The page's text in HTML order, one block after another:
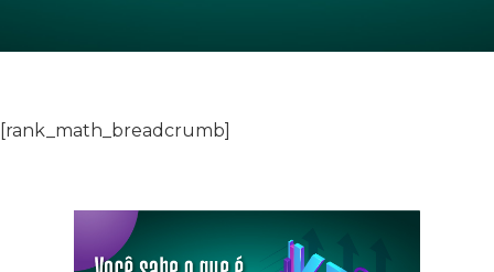
[rank_math_breadcrumb]